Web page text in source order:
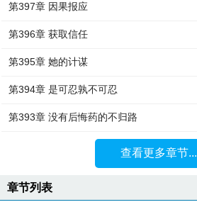
第397章 因果报应
第396章 获取信任
第395章 她的计谋
第394章 是可忍孰不可忍
第393章 没有后悔药的不归路
查看更多章节...
章节列表